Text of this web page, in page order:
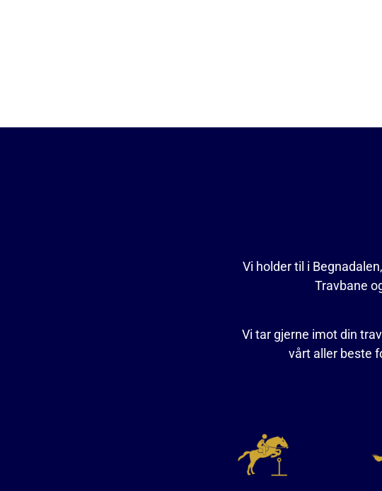
Vi holder til i
Travbane
Vi tar gjerne imot din
vårt aller beste